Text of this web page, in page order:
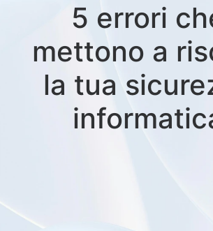
5 errori
mettono a
la tua